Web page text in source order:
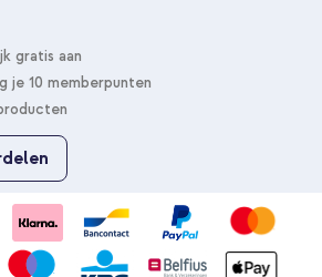
gratis aan
je 10 memberpunten